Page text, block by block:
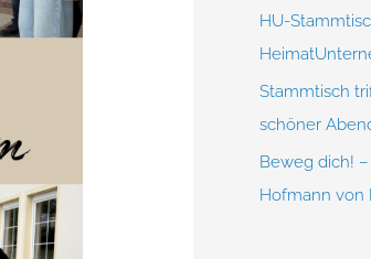
HU-
Stammtisch
schöner
Beweg dich!
Hofmann von